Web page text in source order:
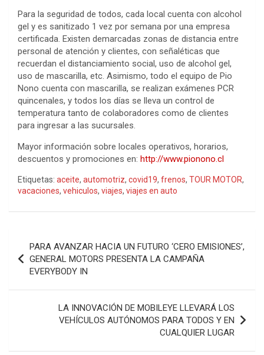
Para la seguridad de todos, cada local cuenta con alcohol
gel y es sanitizado 1 vez por semana por una empresa
certificada. Existen demarcadas zonas de distancia entre
personal de atención y clientes, con señaléticas que
recuerdan el distanciamiento social, uso de alcohol gel,
uso de mascarilla, etc. Asimismo, todo el equipo de Pio
Nono cuenta con mascarilla, se realizan exámenes PCR
quincenales, y todos los días se lleva un control de
temperatura tanto de colaboradores como de clientes
para ingresar a las sucursales.
Mayor información sobre locales operativos, horarios,
descuentos y promociones en: http://www.pionono.cl
Etiquetas: aceite, automotriz, covid19, frenos, TOUR MOTOR,
vacaciones, vehiculos, viajes, viajes en auto
de
entradas
PARA AVANZAR HACIA UN FUTURO ‘CERO EMISIONES’,
GENERAL MOTORS PRESENTA LA CAMPAÑA
EVERYBODY IN
LA INNOVACIÓN DE MOBILEYE LLEVARÁ LOS
VEHÍCULOS AUTÓNOMOS PARA TODOS Y EN
CUALQUIER LUGAR